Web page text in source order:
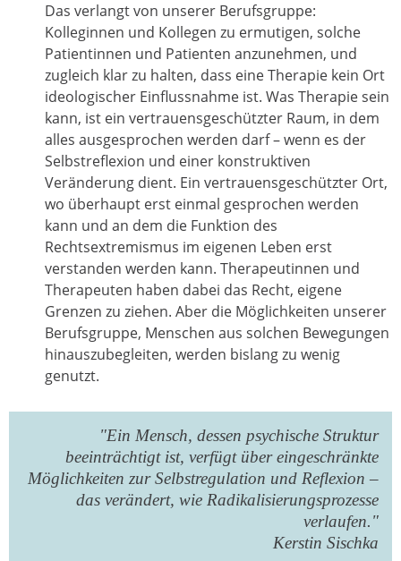
Das verlangt von unserer Berufsgruppe:
Kolleginnen und Kollegen zu ermutigen, solche
Patientinnen und Patienten anzunehmen, und
zugleich klar zu halten, dass eine Therapie kein Ort
ideologischer Einflussnahme ist. Was Therapie sein
kann, ist ein vertrauensgeschützter Raum, in dem
alles ausgesprochen werden darf – wenn es der
Selbstreflexion und einer konstruktiven
Veränderung dient. Ein vertrauensgeschützter Ort,
wo überhaupt erst einmal gesprochen werden
kann und an dem die Funktion des
Rechtsextremismus im eigenen Leben erst
verstanden werden kann. Therapeutinnen und
Therapeuten haben dabei das Recht, eigene
Grenzen zu ziehen. Aber die Möglichkeiten unserer
Berufsgruppe, Menschen aus solchen Bewegungen
hinauszubegleiten, werden bislang zu wenig
genutzt.
"Ein Mensch, dessen psychische Struktur
beeinträchtigt ist, verfügt über eingeschränkte
Möglichkeiten zur Selbstregulation und Reflexion –
das verändert, wie Radikalisierungsprozesse
verlaufen."
Kerstin Sischka